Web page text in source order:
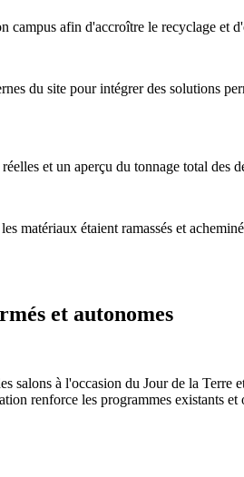
afin d'accroître le recyclage et
du site pour intégrer des solutions
et un aperçu du tonnage total des
matériaux étaient ramassés et
et autonomes
à l'occasion du Jour de la Terre
renforce les programmes existants